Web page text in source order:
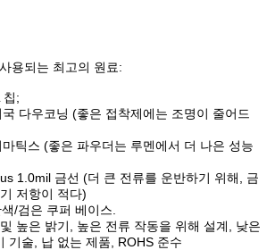
용되는 최고의 원료:
칩;
다우코닝 (좋은 접착제에는 조명이 줄어드
틱스 (좋은 파우더는 루멘에서 더 나은 성능
1.0mil 금선 (더 큰 전류를 운반하기 위해, 금
저항이 적다)
/검은 쿠퍼 베이스.
높은 밝기, 높은 전류 작동을 위해 설계, 낮은
기술, 납 없는 제품, ROHS 준수